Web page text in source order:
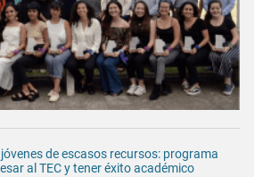
de escasos recursos: programa
al TEC y tener éxito académico